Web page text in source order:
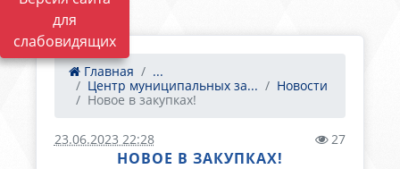
для
слабовидящих
Главная
...
Центр муниципальных за...
Новости
Новое в закупках!
23.06.2023 22:28 27
НОВОЕ В ЗАКУПКАХ!